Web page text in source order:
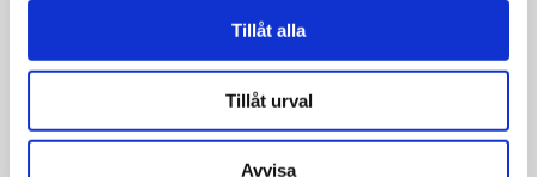
Tillåt alla
Tillåt urval
Avvisa
Nyheter
föreslås som ny
föreståndare för